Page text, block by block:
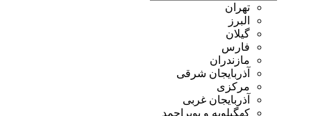
تهران
البرز
گیلان
فارس
مازندران
آذربایجان شرقی
مرکزی
آذربایجان غربی
کهگیلویه و بویراحمد